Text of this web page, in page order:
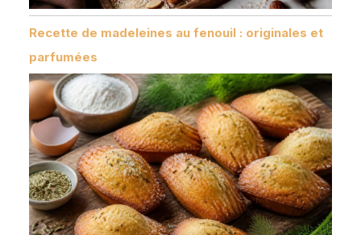
Recette de madeleines au fenouil : originales et
parfumées